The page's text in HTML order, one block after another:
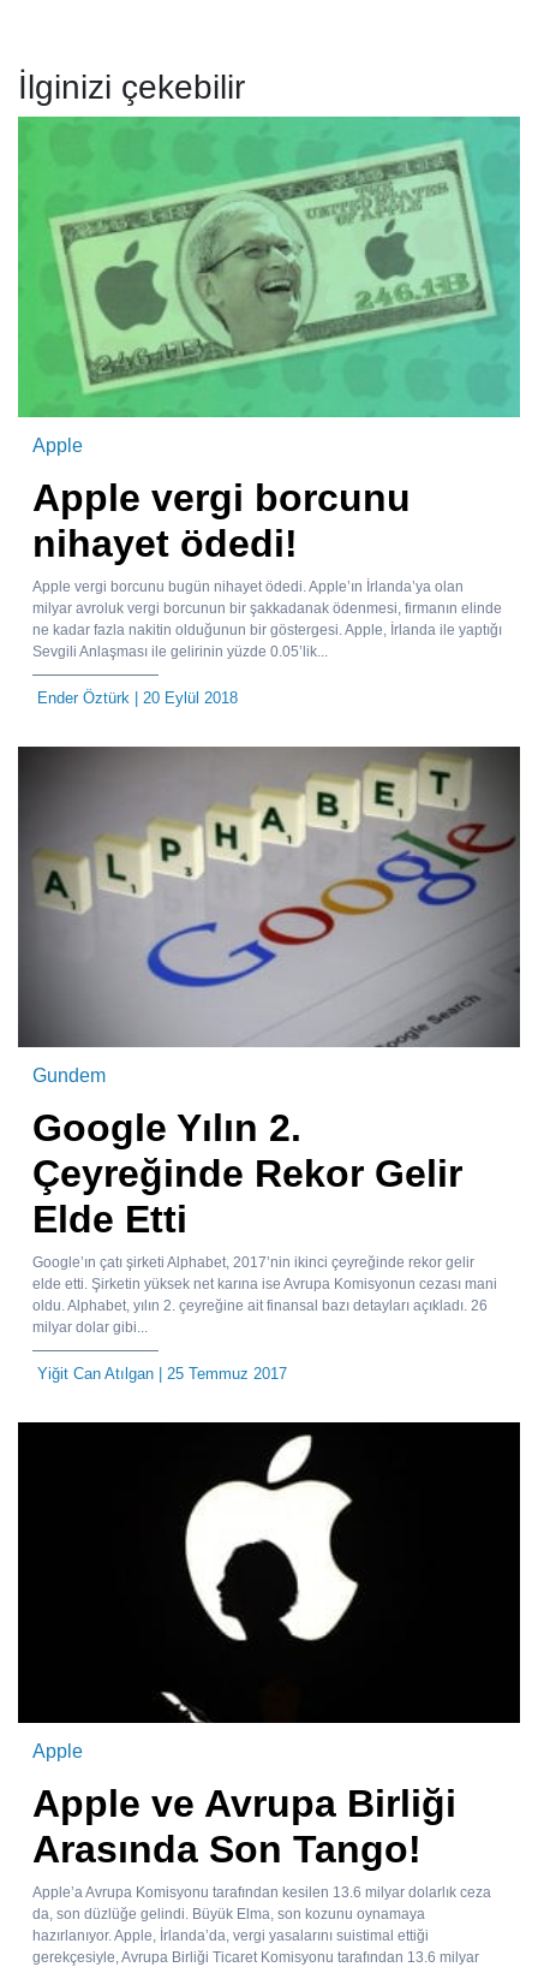
İlginizi çekebilir
Apple
Apple vergi borcunu
nihayet ödedi!
Apple vergi borcunu bugün nihayet ödedi. Apple’ın İrlanda’ya olan
milyar avroluk vergi borcunun bir şakkadanak ödenmesi, firmanın elinde
ne kadar fazla nakitin olduğunun bir göstergesi. Apple, İrlanda ile yaptığı
Sevgili Anlaşması ile gelirinin yüzde 0.05’lik...
Ender Öztürk | 20 Eylül 2018
Gundem
Google Yılın 2.
Çeyreğinde Rekor Gelir
Elde Etti
Google’ın çatı şirketi Alphabet, 2017’nin ikinci çeyreğinde rekor gelir
elde etti. Şirketin yüksek net karına ise Avrupa Komisyonun cezası mani
oldu. Alphabet, yılın 2. çeyreğine ait finansal bazı detayları açıkladı. 26
milyar dolar gibi...
Yiğit Can Atılgan | 25 Temmuz 2017
Apple
Apple ve Avrupa Birliği
Arasında Son Tango!
Apple’a Avrupa Komisyonu tarafından kesilen 13.6 milyar dolarlık ceza
da, son düzlüğe gelindi. Büyük Elma, son kozunu oynamaya
hazırlanıyor. Apple, İrlanda’da, vergi yasalarını suistimal ettiği
gerekçesiyle, Avrupa Birliği Ticaret Komisyonu tarafından 13.6 milyar